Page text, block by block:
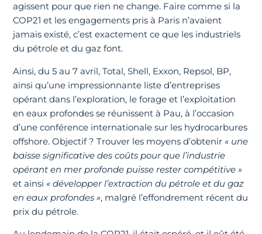
agissent pour que rien ne change. Faire comme si la
COP21 et les engagements pris à Paris n’avaient
jamais existé, c’est exactement ce que les industriels
du pétrole et du gaz font.
Ainsi, du 5 au 7 avril, Total, Shell, Exxon, Repsol, BP,
ainsi qu’une impressionnante liste d’entreprises
opérant dans l’exploration, le forage et l’exploitation
en eaux profondes se réunissent à Pau, à l’occasion
d’une conférence internationale sur les hydrocarbures
offshore. Objectif ? Trouver les moyens d’obtenir « une
baisse significative des coûts pour que l’industrie
opérant en mer profonde puisse rester compétitive »
et ainsi « développer l’extraction du pétrole et du gaz
en eaux profondes », malgré l’effondrement récent du
prix du pétrole.